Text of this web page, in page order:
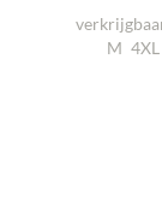
M 4XL